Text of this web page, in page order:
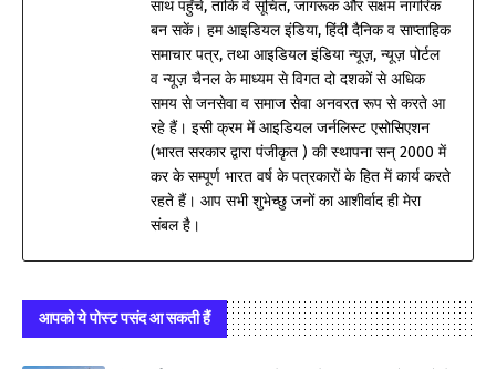
साथ पहुँचे, ताकि वे सूचित, जागरूक और सक्षम नागरिक
बन सकें। हम आइडियल इंडिया, हिंदी दैनिक व साप्ताहिक
समाचार पत्र, तथा आइडियल इंडिया न्यूज़, न्यूज़ पोर्टल
व न्यूज़ चैनल के माध्यम से विगत दो दशकों से अधिक
समय से जनसेवा व समाज सेवा अनवरत रूप से करते आ
रहे हैं। इसी क्रम में आइडियल जर्नलिस्ट एसोसिएशन
(भारत सरकार द्वारा पंजीकृत ) की स्थापना सन् 2000 में
कर के सम्पूर्ण भारत वर्ष के पत्रकारों के हित में कार्य करते
रहते हैं। आप सभी शुभेच्छु जनों का आशीर्वाद ही मेरा
संबल है।
आपको ये पोस्ट पसंद आ सकती हैं